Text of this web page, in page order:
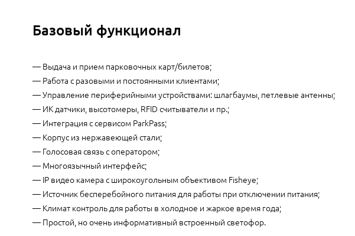
Базовый функционал
— Выдача и прием парковочных карт/билетов;
— Работа с разовыми и постоянными клиентами;
— Управление периферийными устройствами: шлагбаумы, петлевые антенны;
— ИК датчики, высотомеры, RFID считыватели и пр.;
— Интеграция с сервисом ParkPass;
— Корпус из нержавеющей стали;
— Голосовая связь с оператором;
— Многоязычный интерфейс;
— IP видео камера с широкоугольным объективом Fisheye;
— Источник бесперебойного питания для работы при отключении питания;
— Климат контроль для работы в холодное и жаркое время года;
— Простой, но очень информативный встроенный светофор.